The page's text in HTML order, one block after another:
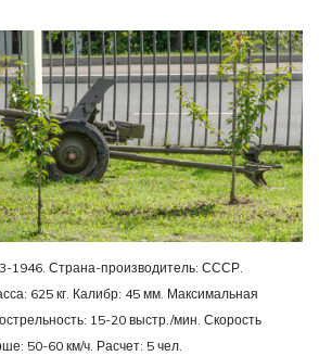
1946. Страна-производитель: СССР.
625 кг. Калибр: 45 мм. Максимальная
15-20 выстр./мин. Скорость
50-60 км/ч. Расчет: 5 чел.